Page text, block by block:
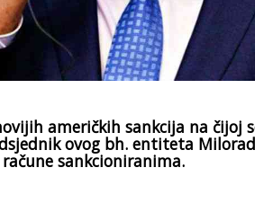
američkih sankcija na čijoj
ovog bh. entiteta
sankcioniranima.